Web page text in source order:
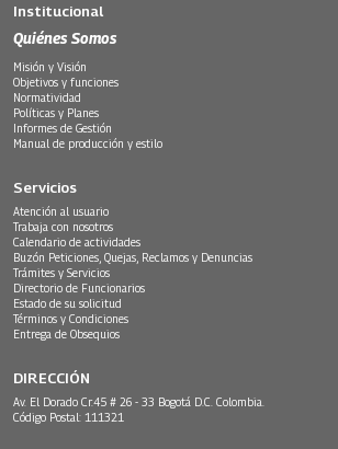
Institucional
Quiénes Somos
Misión y Visión
Objetivos y funciones
Normatividad
Políticas y Planes
Informes de Gestión
Manual de producción y estilo
Servicios
Atención al usuario
Trabaja con nosotros
Calendario de actividades
Buzón Peticiones, Quejas, Reclamos y Denuncias
Trámites y Servicios
Directorio de Funcionarios
Estado de su solicitud
Términos y Condiciones
Entrega de Obsequios
DIRECCIÓN
Av. El Dorado Cr.45 # 26 - 33 Bogotá D.C. Colombia.
Código Postal: 111321